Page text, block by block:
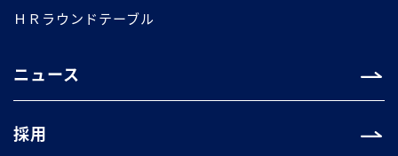
ＨＲラウンドテーブル
ニュース
採用